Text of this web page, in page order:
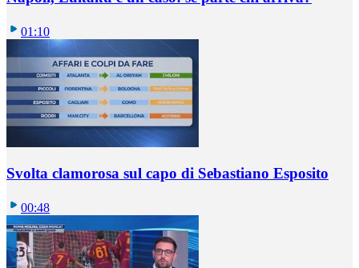
01:10
Svolta clamorosa sul capo di Sebastiano Esposito
00:48